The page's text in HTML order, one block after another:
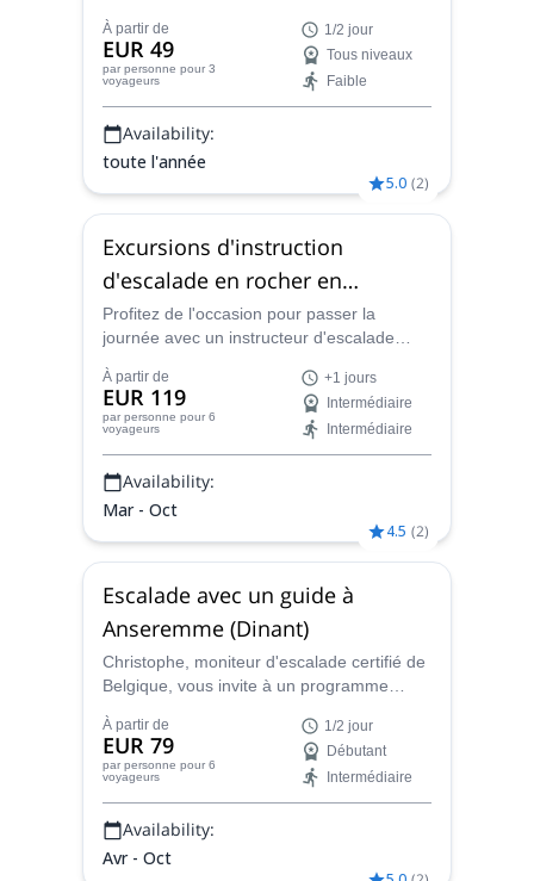
introspectif au cours duquel vous
apprendrez à vous connecter à vos sens et
à votre environnement depuis un lieu de
pleine conscience, le tout dans la
magnifique Forêt de Soignes (Sonian
Forest) à Bruxelles.
À partir de
EUR 49
par personne pour 3
voyageurs
1/2 jour
Tous niveaux
Faible
Availability:
toute l'année
5.0 (2)
Excursions d'instruction
d'escalade en rocher en
Belgique
Profitez de l'occasion pour passer la
journée avec un instructeur d'escalade
de Belgique et améliorer vos techniques
d'escalade en rocher.
À partir de
EUR 119
par personne pour 6
voyageurs
+1 jours
Intermédiaire
Intermédiaire
Availability:
Mar - Oct
4.5 (2)
Escalade avec un guide à
Anseremme (Dinant)
Christophe, moniteur d'escalade certifié de
Belgique, vous invite à un programme
d'une journée à Anseremme, en Wallonie.
À partir de
EUR 79
par personne pour 6
voyageurs
1/2 jour
Débutant
Intermédiaire
Availability:
Avr - Oct